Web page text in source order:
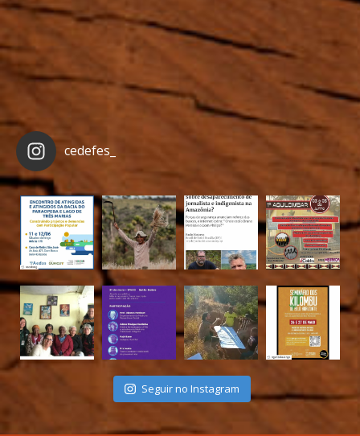
cedefes_
Seguir no Instagram